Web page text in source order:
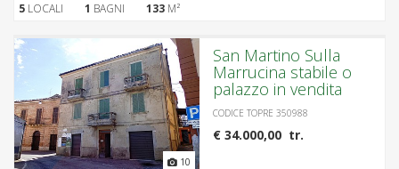
5 LOCALI 1 BAGNI 133 M²
10
San Martino Sulla
Marrucina stabile o
palazzo in vendita
CODICE TOPRE 350988
€ 34.000,00 tr.